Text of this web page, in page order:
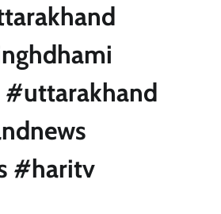
#haritv